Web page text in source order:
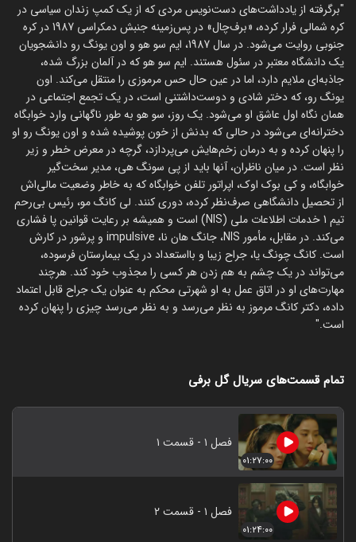
"برگرفته از یادداشت‌های دست‌نویس مردی که از یک کمپ زندان سیاسی در
کره شمالی فرار کرده، «برف‌چال» در پس‌زمینه جنبش دمکراسی 1987 در کره
جنوبی روایت می‌شود. در سال 1987، ایم سو هو و اون یونگ رو دانشجویان
یک دانشگاه معتبر در سئول هستند. ایم سو هو که در آلمان بزرگ شده،
جاذبه‌ای ملایم دارد، اما در عین حال حس مرموزی را منتقل می‌کند. اون
یونگ رو، که دختر شادی و دوست‌داشتنی است، در یک تجمع اجتماعی در
همان نگاه اول عاشق او می‌شود. یک روز، سو هو به طور ناگهانی وارد خوابگاه
دخترانه‌ای می‌شود در حالی که بدنش از خون پوشیده شده و اون یونگ رو او
را پنهان کرده و به درمان زخم‌هایش می‌پردازد، گرچه در معرض خطر و زیر
نظر است. در میان ناظران، آنها باید از پی سونگ هی، مدیر سخت‌گیر
خوابگاه، و کی بوک اوک، اپراتور تلفن خوابگاه که به خاطر وضعیت مالی‌اش
از تحصیل دانشگاهی صرف‌نظر کرده، دوری کنند. لی کانگ مو، رئیس بی‌رحم
تیم 1 خدمات اطلاعات ملی (NIS) است و همیشه بر رعایت قوانین پا فشاری
می‌کند. در مقابل، مأمور NIS، جانگ هان نا، impulsive و پرشور در کارش
است. کانگ چونگ یا، جراح زیبا و بااستعداد در یک بیمارستان فرسوده،
می‌تواند در یک چشم به هم زدن هر کسی را مجذوب خود کند. هرچند
مهارت‌های او در اتاق عمل به او شهرتی محکم به عنوان یک جراح قابل اعتماد
داده، دکتر کانگ مرموز به نظر می‌رسد و به نظر می‌رسد چیزی را پنهان کرده
است."
تمام قسمت‌های سریال گل برفی
۰۱:۲۷:۰۰
فصل ۱ - قسمت ۱
۰۱:۲۴:۰۰
فصل ۱ - قسمت ۲